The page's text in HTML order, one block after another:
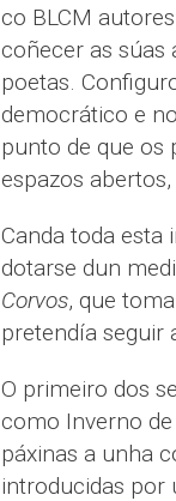
co BLCM
coñecer as súas
poetas.
democrático e
punto de que os
espazos
Canda toda esta
dotarse dun
Corvos, que
pretendía seguir
O primeiro dos
como Inverno
páxinas a unha
introducidas por